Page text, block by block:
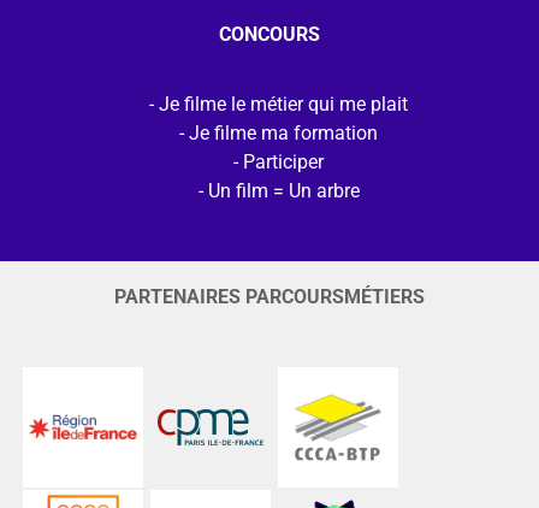
CONCOURS
Je filme le métier qui me plait
Je filme ma formation
Participer
Un film = Un arbre
PARTENAIRES PARCOURSMÉTIERS